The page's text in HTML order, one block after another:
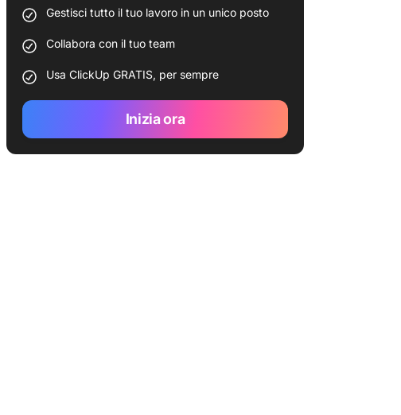
Gestisci tutto il tuo lavoro in un unico posto
Collabora con il tuo team
Usa ClickUp GRATIS, per sempre
Inizia ora